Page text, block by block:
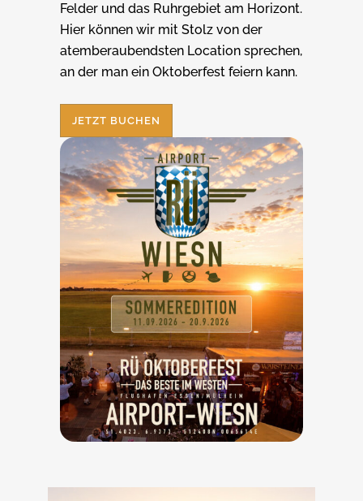
Felder und das Ruhrgebiet am Horizont.
Hier können wir mit Stolz von der
atemberaubendsten Location sprechen,
an der man ein Oktoberfest feiern kann.
JETZT BUCHEN